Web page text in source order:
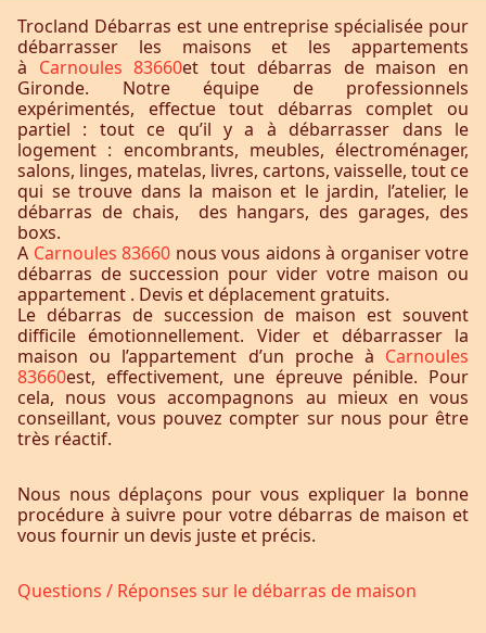
Trocland Débarras est une entreprise spécialisée pour
débarrasser les maisons et les appartements
à Carnoules 83660et tout débarras de maison en
Gironde. Notre équipe de professionnels
expérimentés, effectue tout débarras complet ou
partiel : tout ce qu’il y a à débarrasser dans le
logement : encombrants, meubles, électroménager,
salons, linges, matelas, livres, cartons, vaisselle, tout ce
qui se trouve dans la maison et le jardin, l’atelier, le
débarras de chais, des hangars, des garages, des
boxs.
A Carnoules 83660 nous vous aidons à organiser votre
débarras de succession pour vider votre maison ou
appartement . Devis et déplacement gratuits.
Le débarras de succession de maison est souvent
difficile émotionnellement. Vider et débarrasser la
maison ou l’appartement d’un proche à Carnoules
83660est, effectivement, une épreuve pénible. Pour
cela, nous vous accompagnons au mieux en vous
conseillant, vous pouvez compter sur nous pour être
très réactif.
Nous nous déplaçons pour vous expliquer la bonne
procédure à suivre pour votre débarras de maison et
vous fournir un devis juste et précis.
Questions / Réponses sur le débarras de maison